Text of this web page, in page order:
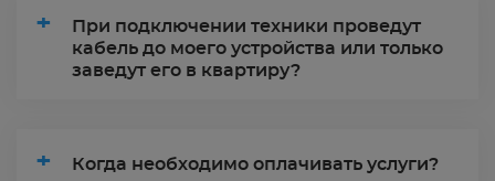
+
При подключении техники проведут
кабель до моего устройства или только
заведут его в квартиру?
+ Когда необходимо оплачивать услуги?